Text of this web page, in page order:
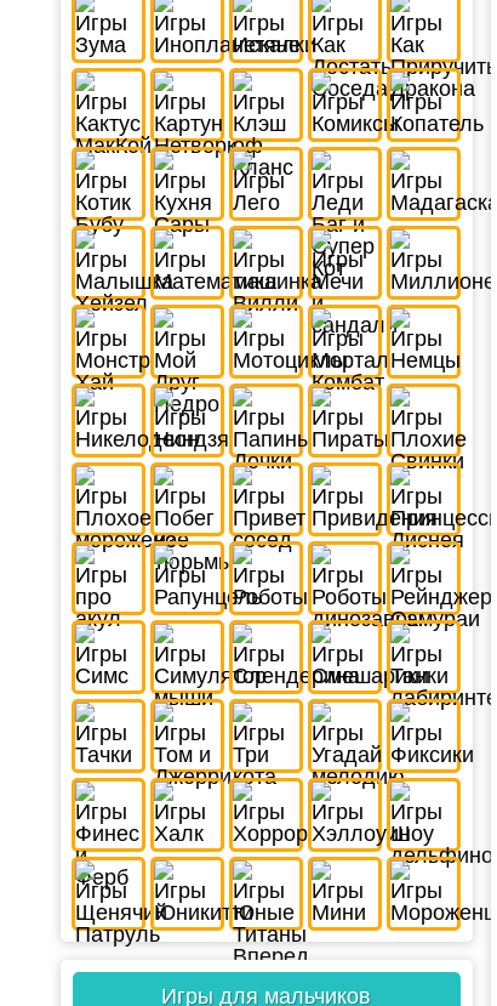
Игры для мальчиков